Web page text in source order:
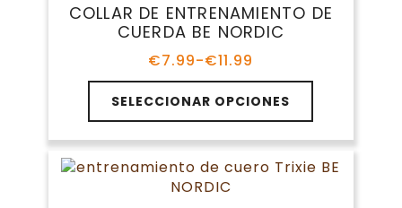
se
pueden
en
página
de
producto
COLLAR DE ENTRENAMIENTO DE
CUERDA BE NORDIC
€7.99-€11.99
Rango
de
precios:
desde
€7.99
hasta
€11.99
SELECCIONAR OPCIONES
Este
producto
tiene
múltiples
variantes.